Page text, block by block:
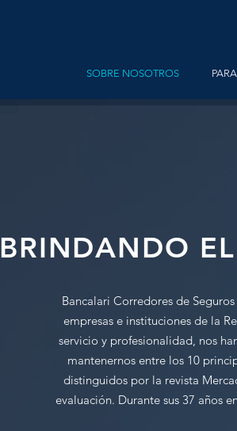
SOBRE NOSOTROS
BRINDANDO
Bancalari Corredores de
empresas e instituciones de la
servicio y profesionalidad, nos
mantenernos entre los 10
distinguidos por la revista
evaluación. Durante sus 37 años